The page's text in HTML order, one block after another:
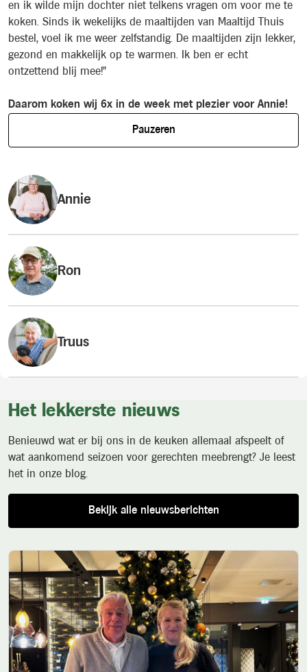
en ik wilde mijn dochter niet telkens vragen om voor me te
koken. Sinds ik wekelijks de maaltijden van Maaltijd Thuis
bestel, voel ik me weer zelfstandig. De maaltijden zijn lekker,
gezond en makkelijk op te warmen. Ik ben er echt
ontzettend blij mee!"
Daarom koken wij 6x in de week met plezier voor Annie!
Pauzeren
Annie
Ron
Truus
Het lekkerste nieuws
Benieuwd wat er bij ons in de keuken allemaal afspeelt of
wat aankomend seizoen voor gerechten meebrengt? Je leest
het in onze blog.
Bekijk alle nieuwsberichten